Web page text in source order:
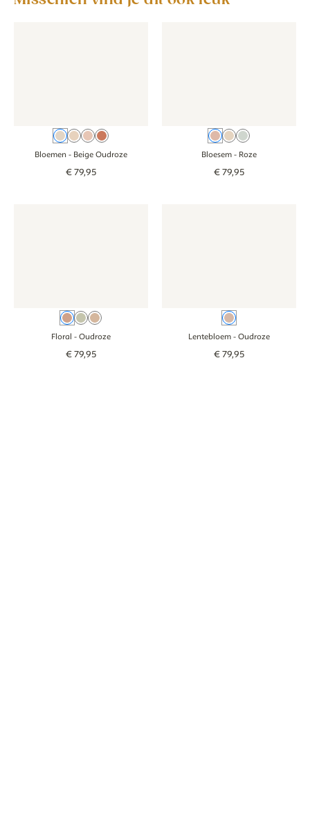
Beige Oudroze
Beige
RozeBeige Terra
Bloemen - Beige Oudroze
€79,95
RozeBeigeGroen
Bloesem - Roze
€79,95
Oudroze
GroenBruin
Floral - Oudroze
€79,95
Oudroze
Lentebloem - Oudroze
€79,95